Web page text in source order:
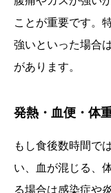
ことが重要です。
強いといった場合
があります。
発熱・血便・体
もし食後数時間で
い、血が混じる、
る場合は感染症や